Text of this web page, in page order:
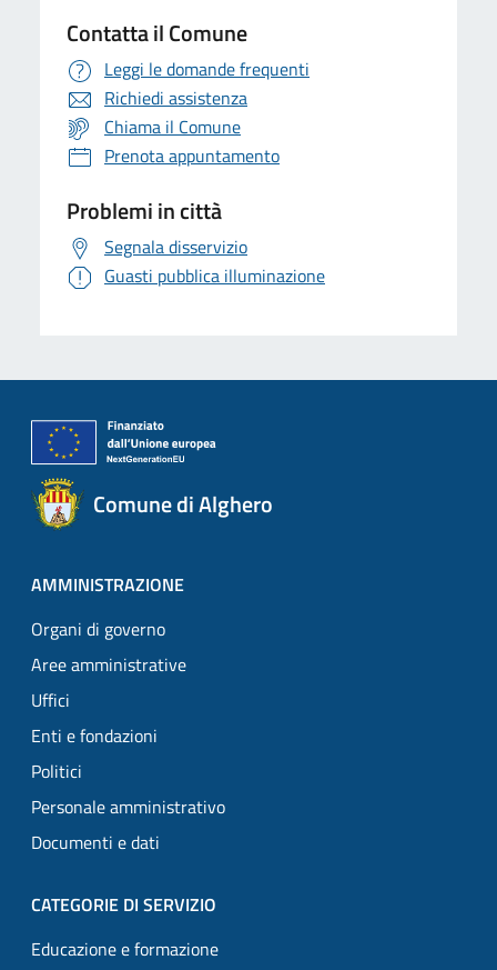
Contatta il Comune
Leggi le domande frequenti
Richiedi assistenza
Chiama il Comune
Prenota appuntamento
Problemi in città
Segnala disservizio
Guasti pubblica illuminazione
Comune di Alghero
AMMINISTRAZIONE
Organi di governo
Aree amministrative
Uffici
Enti e fondazioni
Politici
Personale amministrativo
Documenti e dati
CATEGORIE DI SERVIZIO
Educazione e formazione